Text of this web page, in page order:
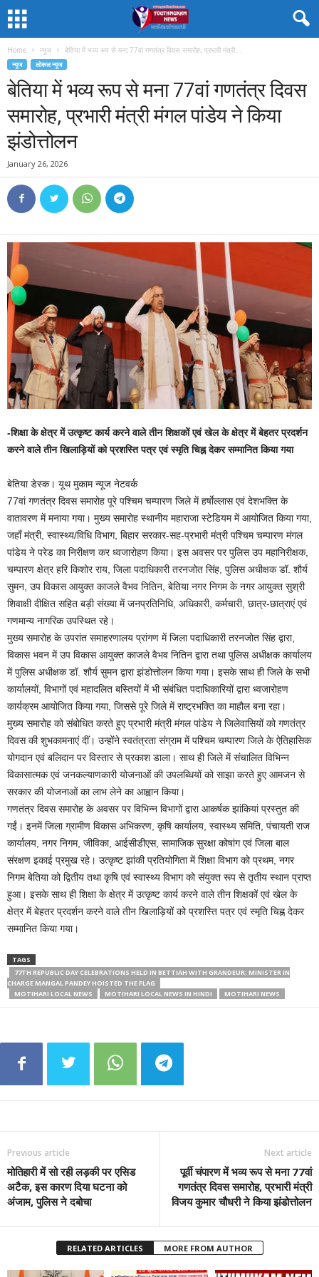
Home न्यूज बेतिया में भव्य रूप से मना 77वां गणतंत्र दिवस समारोह, प्रभारी मंत्री...
न्यूज लोकल न्यूज
बेतिया में भव्य रूप से मना 77वां गणतंत्र दिवस
समारोह, प्रभारी मंत्री मंगल पांडेय ने किया
झंडोत्तोलन
January 26, 2026
-शिक्षा के क्षेत्र में उत्कृष्ट कार्य करने वाले तीन शिक्षकों एवं खेल के क्षेत्र में बेहतर प्रदर्शन
करने वाले तीन खिलाड़ियों को प्रशस्ति पत्र एवं स्मृति चिह्न देकर सम्मानित किया गया
बेतिया डेस्क। यूथ मुकाम न्यूज नेटवर्क
77वां गणतंत्र दिवस समारोह पूरे पश्चिम चम्पारण जिले में हर्षाेल्लास एवं देशभक्ति के
वातावरण में मनाया गया। मुख्य समारोह स्थानीय महाराजा स्टेडियम में आयोजित किया गया,
जहाँ मंत्री, स्वास्थ्य/विधि विभाग, बिहार सरकार-सह-प्रभारी मंत्री पश्चिम चम्पारण मंगल
पांडेय ने परेड का निरीक्षण कर ध्वजारोहण किया। इस अवसर पर पुलिस उप महानिरीक्षक,
चम्पारण क्षेत्र हरि किशोर राय, जिला पदाधिकारी तरनजोत सिंह, पुलिस अधीक्षक डॉ. शौर्य
सुमन, उप विकास आयुक्त काजले वैभव नितिन, बेतिया नगर निगम के नगर आयुक्त सुश्री
शिवाक्षी दीक्षित सहित बड़ी संख्या में जनप्रतिनिधि, अधिकारी, कर्मचारी, छात्र-छात्राएं एवं
गणमान्य नागरिक उपस्थित रहे।
मुख्य समारोह के उपरांत समाहरणालय प्रांगण में जिला पदाधिकारी तरनजोत सिंह द्वारा,
विकास भवन में उप विकास आयुक्त काजले वैभव नितिन द्वारा तथा पुलिस अधीक्षक कार्यालय
में पुलिस अधीक्षक डॉ. शौर्य सुमन द्वारा झंडोत्तोलन किया गया। इसके साथ ही जिले के सभी
कार्यालयों, विभागों एवं महादलित बस्तियों में भी संबंधित पदाधिकारियों द्वारा ध्वजारोहण
कार्यक्रम आयोजित किया गया, जिससे पूरे जिले में राष्ट्रभक्ति का माहौल बना रहा।
मुख्य समारोह को संबोधित करते हुए प्रभारी मंत्री मंगल पांडेय ने जिलेवासियों को गणतंत्र
दिवस की शुभकामनाएं दीं। उन्होंने स्वतंत्रता संग्राम में पश्चिम चम्पारण जिले के ऐतिहासिक
योगदान एवं बलिदान पर विस्तार से प्रकाश डाला। साथ ही जिले में संचालित विभिन्न
विकासात्मक एवं जनकल्याणकारी योजनाओं की उपलब्धियों को साझा करते हुए आमजन से
सरकार की योजनाओं का लाभ लेने का आह्वान किया।
गणतंत्र दिवस समारोह के अवसर पर विभिन्न विभागों द्वारा आकर्षक झांकियां प्रस्तुत की
गईं। इनमें जिला ग्रामीण विकास अभिकरण, कृषि कार्यालय, स्वास्थ्य समिति, पंचायती राज
कार्यालय, नगर निगम, जीविका, आईसीडीएस, सामाजिक सुरक्षा कोषांग एवं जिला बाल
संरक्षण इकाई प्रमुख रहे। उत्कृष्ट झांकी प्रतियोगिता में शिक्षा विभाग को प्रथम, नगर
निगम बेतिया को द्वितीय तथा कृषि एवं स्वास्थ्य विभाग को संयुक्त रूप से तृतीय स्थान प्राप्त
हुआ। इसके साथ ही शिक्षा के क्षेत्र में उत्कृष्ट कार्य करने वाले तीन शिक्षकों एवं खेल के
क्षेत्र में बेहतर प्रदर्शन करने वाले तीन खिलाड़ियों को प्रशस्ति पत्र एवं स्मृति चिह्न देकर
सम्मानित किया गया।
TAGS
77TH REPUBLIC DAY CELEBRATIONS HELD IN BETTIAH WITH GRANDEUR; MINISTER IN
CHARGE MANGAL PANDEY HOISTED THE FLAG
MOTIHARI LOCAL NEWS
MOTIHARI LOCAL NEWS IN HINDI MOTIHARI NEWS
Previous article
मोतिहारी में सो रही लड़की पर एसिड
अटैक, इस कारण दिया घटना को
अंजाम, पुलिस ने दबोचा
Next article
पूर्वी चंपारण में भव्य रूप से मना 77वां
गणतंत्र दिवस समारोह, प्रभारी मंत्री
विजय कुमार चौधरी ने किया झंडोत्तोलन
RELATED ARTICLES MORE FROM AUTHOR